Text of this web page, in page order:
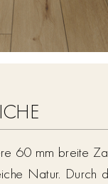
60 mm breite
Natur.